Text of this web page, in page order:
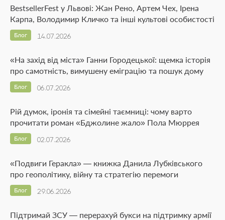
BestsellerFest у Львові: Жан Рено, Артем Чех, Ірена
Карпа, Володимир Кличко та інші культові особистості
14.07.2026
Блог
«На захід від міста» Ганни Городецької: щемка історія
про самотність, вимушену еміграцію та пошук дому
06.07.2026
Блог
Рій думок, іронія та сімейні таємниці: чому варто
прочитати роман «Бджолине жало» Пола Мюррея
02.07.2026
Блог
«Подвиги Геракла» — книжка Данила Лубківського
про геополітику, війну та стратегію перемоги
29.06.2026
Блог
Підтримай ЗСУ — перерахуй букси на підтримку армії